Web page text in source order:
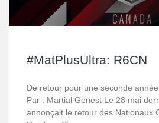
#MatPlusUltra: R6CN
De retour pour une seconde
Par : Martial Genest Le 28 mai
annonçait le retour des Nationaux